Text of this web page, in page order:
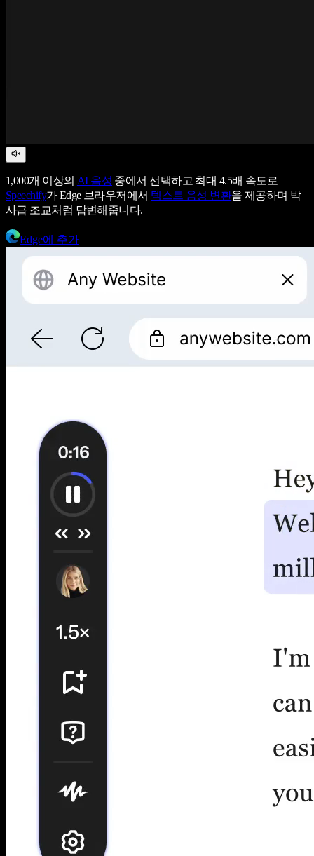
1,000개 이상의 AI 음성 중에서 선택하고 최대 4.5배 속도로
Speechify가 Edge 브라우저에서 텍스트 음성 변환을 제공하며 박
사급 조교처럼 답변해줍니다.
Edge에 추가